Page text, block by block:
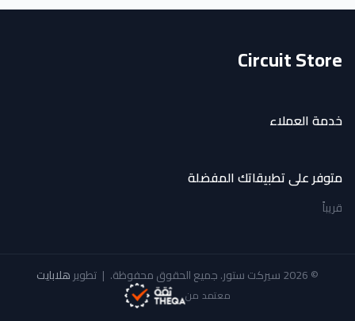
Circuit Store
خدمة العملاء
متوفر على تطبيقاتك المفضلة
قريباً
© 2026 سيركت ستور. جميع الحقوق محفوظة. | تطويرهلابايت
معتمد من